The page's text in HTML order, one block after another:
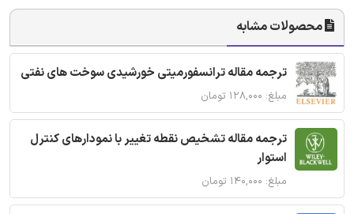
محصولات مشابه
ترجمه مقاله ترانسفورمیتی خورشیدی سوخت های نفتی
مبلغ: ۱۲۸,۰۰۰ تومان
ترجمه مقاله تشخیص نقطه تغییر با نمودارهای کنترل
استوار
مبلغ: ۱۴۰,۰۰۰ تومان